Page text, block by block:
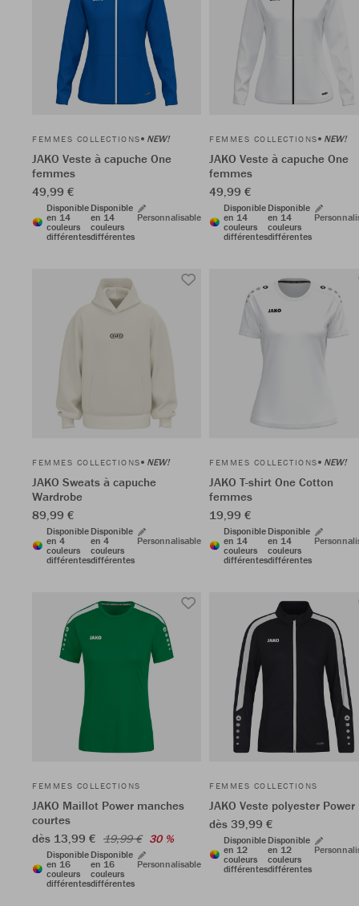
FEMMES COLLECTIONS NEW!
JAKO Veste à capuche One
femmes
49,99 €
Disponible
en 14
couleurs
différentes
Disponible
en 14
couleurs
différentes
Personnalisable
FEMMES COLLECTIONS NEW!
JAKO Veste à capuche One
femmes
49,99 €
Disponible
en 14
couleurs
différentes
Disponible
en 14
couleurs
différentes
FEMMES COLLECTIONS NEW!
JAKO Sweats à capuche
Wardrobe
89,99 €
Disponible
en 4
couleurs
différentes
Disponible
en 4
couleurs
différentes
Personnalisable
FEMMES COLLECTIONS NEW!
JAKO T-shirt One Cotton
femmes
19,99 €
Disponible
en 14
couleurs
différentes
Disponible
en 14
couleurs
différentes
FEMMES COLLECTIONS
JAKO Maillot Power manches
courtes
dès 13,99 € 19,99 € 30 %
Disponible
en 16
couleurs
différentes
Disponible
en 16
couleurs
différentes
Personnalisable
FEMMES COLLECTIONS
JAKO Veste polyester Power
dès 39,99 €
Disponible
en 12
couleurs
différentes
Disponible
en 12
couleurs
différentes